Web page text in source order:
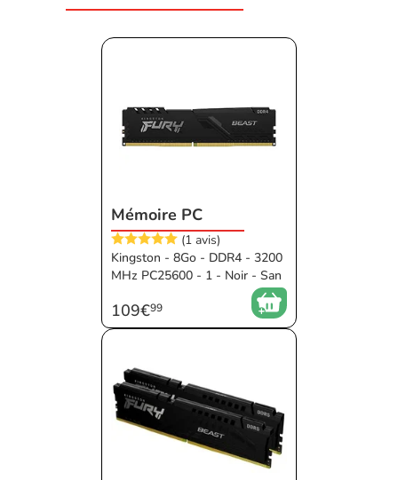
Mémoire PC
(1 avis)
Kingston - 8Go - DDR4 - 3200
MHz PC25600 - 1 - Noir - San
109€99